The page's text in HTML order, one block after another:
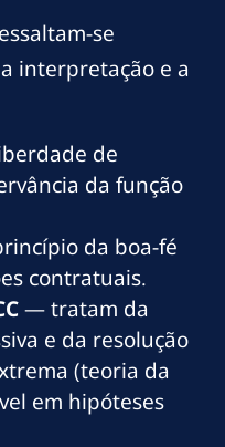
se
interpretação e a
de
da função
da boa-fé
contratuais.
— tratam da
e da resolução
(teoria da
em hipóteses